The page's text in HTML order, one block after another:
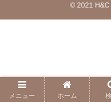
© 2021 H&C
メニュー ホーム